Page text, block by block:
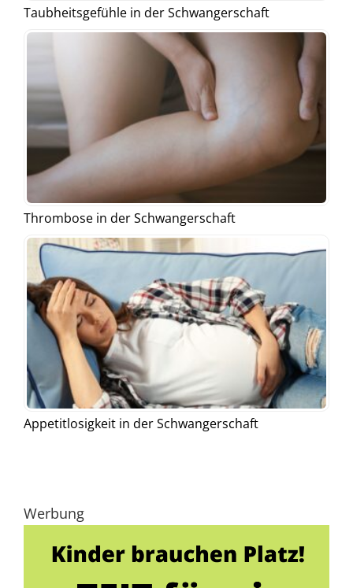
Taubheitsgefühle in der Schwangerschaft
Thrombose in der Schwangerschaft
Appetitlosigkeit in der Schwangerschaft
Werbung